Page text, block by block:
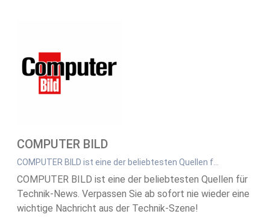
COMPUTER BILD
COMPUTER BILD ist eine der beliebtesten Quellen f…
COMPUTER BILD ist eine der beliebtesten Quellen für
Technik-News. Verpassen Sie ab sofort nie wieder eine
wichtige Nachricht aus der Technik-Szene!